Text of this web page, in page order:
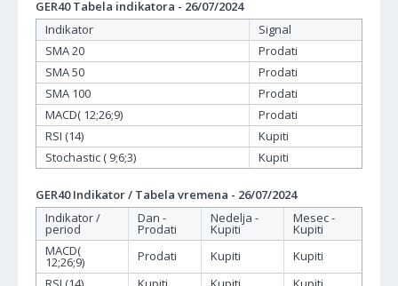
GER40 Tabela indikatora - 26/07/2024
Indikator
Signal
SMA 20
Prodati
SMA 50
Prodati
SMA 100
Prodati
MACD( 12;26;9)
Prodati
RSI (14)
Kupiti
Stochastic ( 9;6;3)
Kupiti
GER40 Indikator / Tabela vremena - 26/07/2024
Indikator /
period
Dan -
Prodati
Nedelja -
Kupiti
Mesec -
Kupiti
MACD(
12;26;9) Prodati Kupiti
Kupiti